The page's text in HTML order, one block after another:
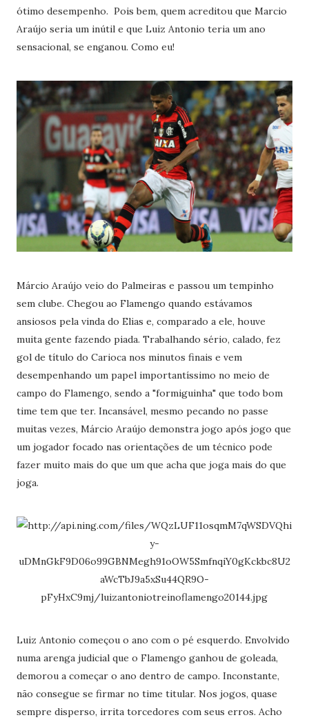
ótimo desempenho. Pois bem, quem acreditou que Marcio
Araújo seria um inútil e que Luiz Antonio teria um ano
sensacional, se enganou. Como eu!
Márcio Araújo veio do Palmeiras e passou um tempinho
sem clube. Chegou ao Flamengo quando estávamos
ansiosos pela vinda do Elias e, comparado a ele, houve
muita gente fazendo piada. Trabalhando sério, calado, fez
gol de título do Carioca nos minutos finais e vem
desempenhando um papel importantíssimo no meio de
campo do Flamengo, sendo a "formiguinha" que todo bom
time tem que ter. Incansável, mesmo pecando no passe
muitas vezes, Márcio Araújo demonstra jogo após jogo que
um jogador focado nas orientações de um técnico pode
fazer muito mais do que um que acha que joga mais do que
joga.
Luiz Antonio começou o ano com o pé esquerdo. Envolvido
numa arenga judicial que o Flamengo ganhou de goleada,
demorou a começar o ano dentro de campo. Inconstante,
não consegue se firmar no time titular. Nos jogos, quase
sempre disperso, irrita torcedores com seus erros. Acho